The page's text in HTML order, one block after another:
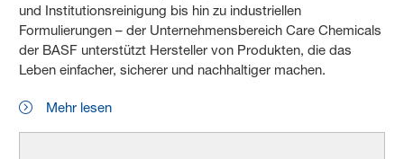
und Institutionsreinigung bis hin zu industriellen
Formulierungen – der Unternehmensbereich Care Chemicals
der BASF unterstützt Hersteller von Produkten, die das
Leben einfacher, sicherer und nachhaltiger machen.
Mehr lesen